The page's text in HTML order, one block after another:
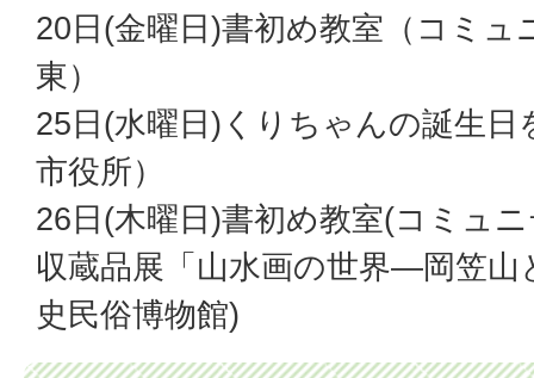
20日(金曜日)書初め教室（コミュ
東）
25日(水曜日)くりちゃんの誕生
市役所）
26日(木曜日)書初め教室(コミュ
収蔵品展「山水画の世界—岡笠山
史民俗博物館)